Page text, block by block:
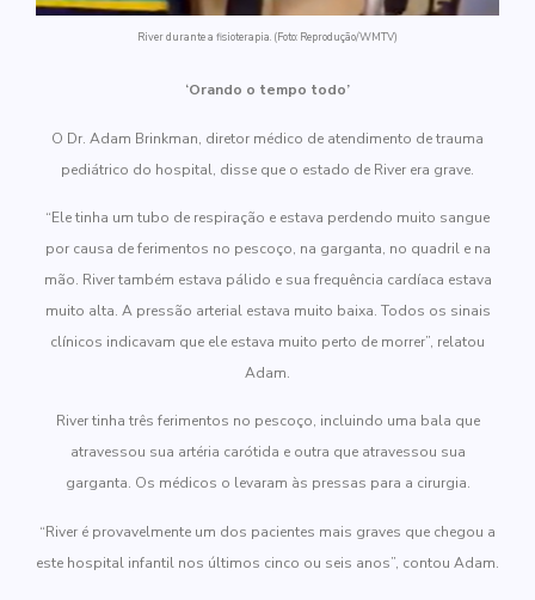
River durante a fisioterapia. (Foto: Reprodução/WMTV)
‘Orando o tempo todo’
O Dr. Adam Brinkman, diretor médico de atendimento de trauma
pediátrico do hospital, disse que o estado de River era grave.
“Ele tinha um tubo de respiração e estava perdendo muito sangue
por causa de ferimentos no pescoço, na garganta, no quadril e na
mão. River também estava pálido e sua frequência cardíaca estava
muito alta. A pressão arterial estava muito baixa. Todos os sinais
clínicos indicavam que ele estava muito perto de morrer”, relatou
Adam.
River tinha três ferimentos no pescoço, incluindo uma bala que
atravessou sua artéria carótida e outra que atravessou sua
garganta. Os médicos o levaram às pressas para a cirurgia.
“River é provavelmente um dos pacientes mais graves que chegou a
este hospital infantil nos últimos cinco ou seis anos”, contou Adam.